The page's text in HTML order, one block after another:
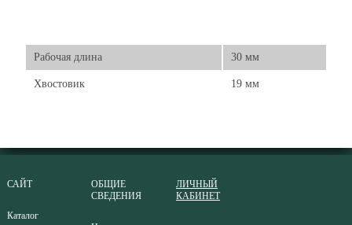
Рабочая длина 30 мм
Хвостовик 19 мм
САЙТ
Каталог
ОБЩИЕ
СВЕДЕНИЯ
ЛИЧНЫЙ
КАБИНЕТ